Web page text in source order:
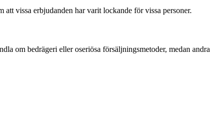
vissa erbjudanden har varit lockande för vissa personer.
om bedrägeri eller oseriösa försäljningsmetoder, medan andra